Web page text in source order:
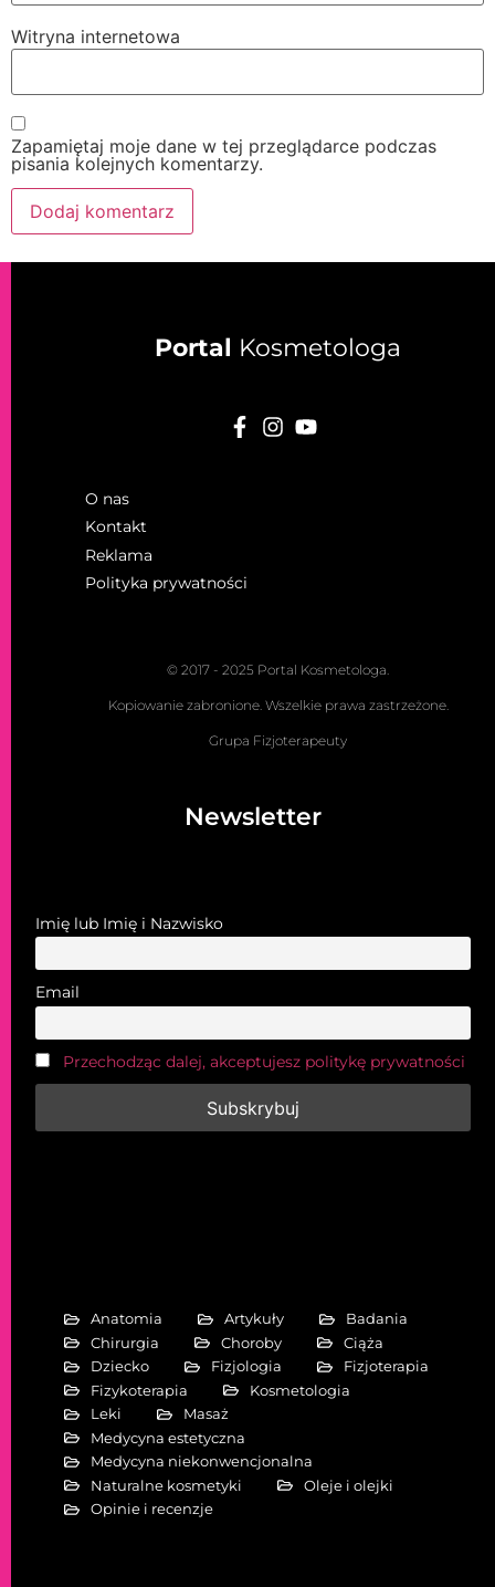
Witryna internetowa
Zapamiętaj moje dane w tej przeglądarce podczas
pisania kolejnych komentarzy.
Portal Kosmetologa
O nas
Kontakt
Reklama
Polityka prywatności
© 2017 - 2025 Portal Kosmetologa.
Kopiowanie zabronione. Wszelkie prawa zastrzeżone.
Grupa Fizjoterapeuty
Newsletter
Imię lub Imię i Nazwisko
Email
Przechodząc dalej, akceptujesz politykę prywatności
Anatomia Artykuły
Badania
Chirurgia
Choroby
Ciąża
Dziecko
Fizjologia
Fizjoterapia
Fizykoterapia
Kosmetologia
Leki
Masaż
Medycyna estetyczna
Medycyna niekonwencjonalna
Naturalne kosmetyki
Oleje i olejki
Opinie i recenzje